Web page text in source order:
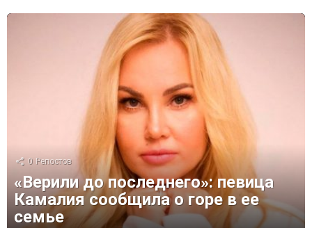
0 Репостов
«Верили до последнего»: певица
Камалия сообщила о горе в ее
семье